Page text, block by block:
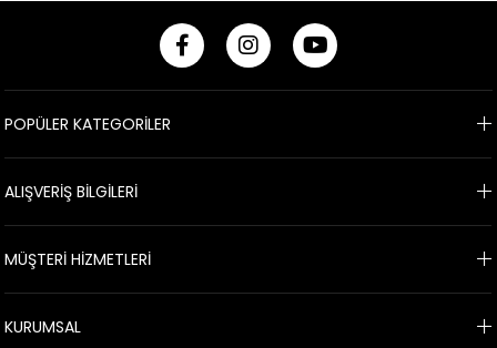
POPÜLER KATEGORİLER
ALIŞVERİŞ BİLGİLERİ
MÜŞTERİ HİZMETLERİ
KURUMSAL